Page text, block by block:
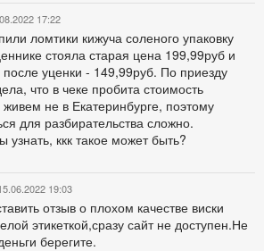
17:22
ломтики кижуча соленого упаковку
стояла старая цена 199,99руб и
уценки - 149,99руб. По приезду
что в чеке пробита стоимость
не в Екатеринбурге, поэтому
для разбирательства сложно.
узнать, ккк такое может быть?
19:03
отзыв о плохом качестве виски
этикеткой,сразу сайт не доступен.Не
берегите.